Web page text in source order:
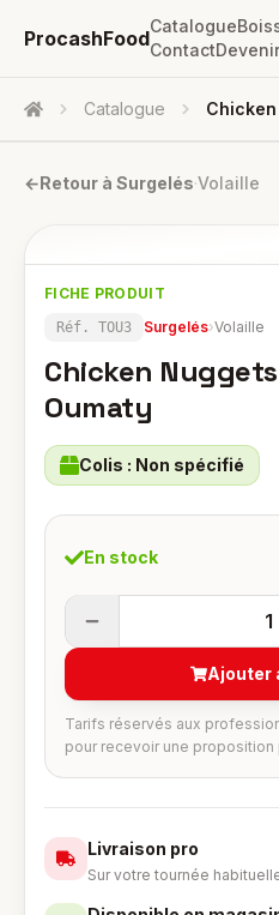
ProcashFood
Catalogue
Contact
Accueil Catalogue
←Retour à Surgelés·Volaille
FICHE PRODUIT
Réf. TOU3 Surgelés›Volaille
Chicken
Oumaty
Colis : Non spécifié
En stock
1
Ajouter
Tarifs réservés aux
pour recevoir une proposition
Livraison pro
Sur votre tournée